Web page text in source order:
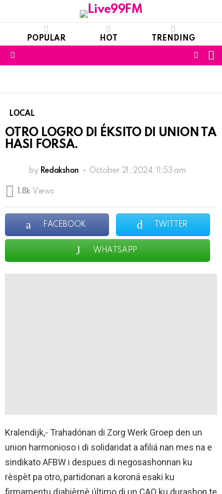
POPULAR HOT TRENDING
LOCAL
OTRO LOGRO DI ÉKSITO DI UNION TA
HASI FORSA.
by Redakshon October 21, 2024, 11:53 am
1.8k Views
FACEBOOK TWITTER
WHATSAPP
Kralendijk,- Trahadónan di Zorg Werk Groep den un
union harmonioso i di solidaridat a afiliá nan mes na e
sindikato AFBW i despues di negosashonnan ku
rèspèt pa otro, partidonan a koroná esaki ku
firmamentu djabièrnè último di un CAO ku durashon te